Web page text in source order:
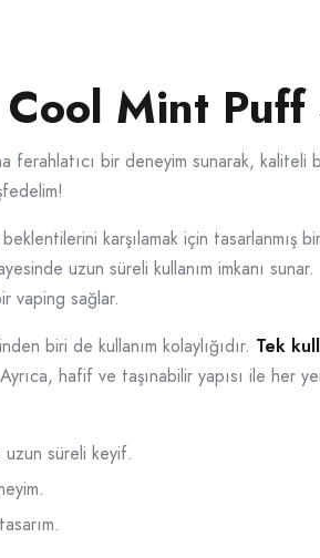
Mint Puff
ferahlatıcı bir deneyim sunarak,
beklentilerini karşılamak için
uzun süreli kullanım imkanı sunar.
vaping sağlar.
biri de kullanım kolaylığıdır. Tek
hafif ve taşınabilir yapısı ile
süreli keyif.